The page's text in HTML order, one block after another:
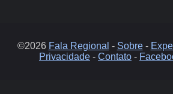
©2026 Fala Regional - Sobre-
Privacidade - Contato -